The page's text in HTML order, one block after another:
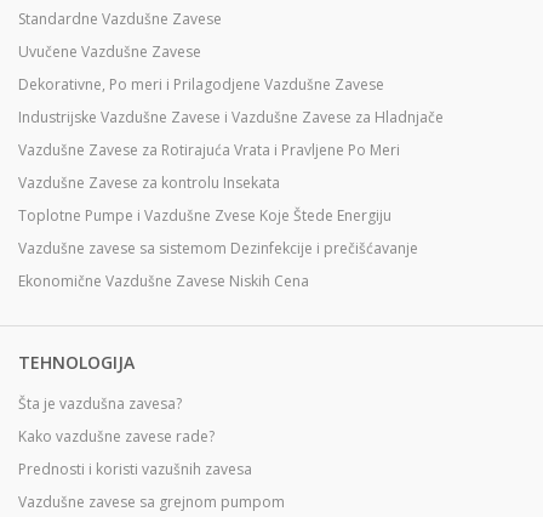
Standardne Vazdušne Zavese
Uvučene Vazdušne Zavese
Dekorativne, Po meri i Prilagodjene Vazdušne Zavese
Industrijske Vazdušne Zavese i Vazdušne Zavese za Hladnjače
Vazdušne Zavese za Rotirajuća Vrata i Pravljene Po Meri
Vazdušne Zavese za kontrolu Insekata
Toplotne Pumpe i Vazdušne Zvese Koje Štede Energiju
Vazdušne zavese sa sistemom Dezinfekcije i prečišćavanje
Ekonomične Vazdušne Zavese Niskih Cena
TEHNOLOGIJA
Šta je vazdušna zavesa?
Kako vazdušne zavese rade?
Prednosti i koristi vazušnih zavesa
Vazdušne zavese sa grejnom pumpom